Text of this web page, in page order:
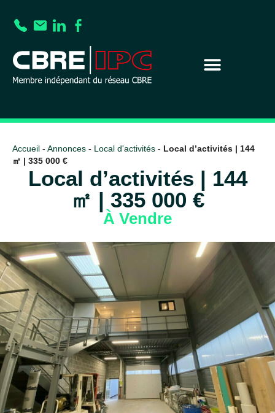
Accueil - Annonces - Local d'activités - Local d’activités | 144
㎡ | 335 000 €
Local d’activités | 144
㎡ | 335 000 €
À Vendre